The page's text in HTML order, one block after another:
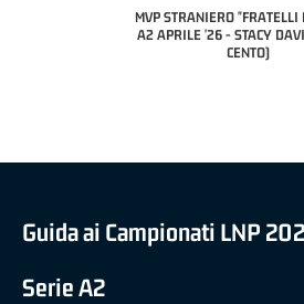
MVP "FRATELLI BERETTA"
DILAS B NAZIONALE
MARCO RESTELLI (TAV
Guida ai Campionati LNP
Serie A2